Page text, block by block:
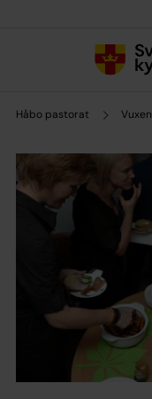
Håbo pastorat Vuxen